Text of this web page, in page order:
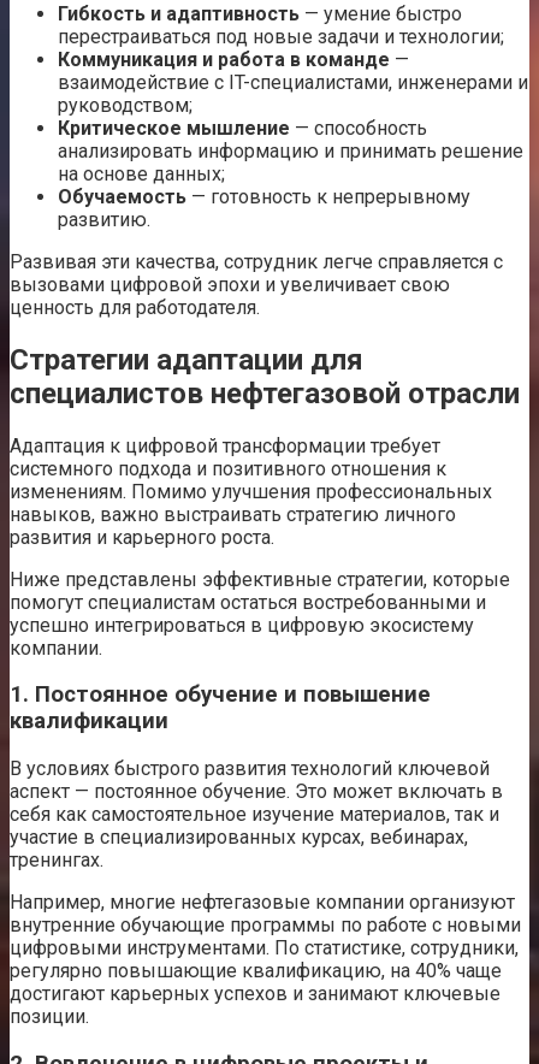
Гибкость и адаптивность — умение быстро
перестраиваться под новые задачи и технологии;
Коммуникация и работа в команде —
взаимодействие с IT-специалистами, инженерами и
руководством;
Критическое мышление — способность
анализировать информацию и принимать решение
на основе данных;
Обучаемость — готовность к непрерывному
развитию.
Развивая эти качества, сотрудник легче справляется с
вызовами цифровой эпохи и увеличивает свою
ценность для работодателя.
Стратегии адаптации для
специалистов нефтегазовой отрасли
Адаптация к цифровой трансформации требует
системного подхода и позитивного отношения к
изменениям. Помимо улучшения профессиональных
навыков, важно выстраивать стратегию личного
развития и карьерного роста.
Ниже представлены эффективные стратегии, которые
помогут специалистам остаться востребованными и
успешно интегрироваться в цифровую экосистему
компании.
1. Постоянное обучение и повышение
квалификации
В условиях быстрого развития технологий ключевой
аспект — постоянное обучение. Это может включать в
себя как самостоятельное изучение материалов, так и
участие в специализированных курсах, вебинарах,
тренингах.
Например, многие нефтегазовые компании организуют
внутренние обучающие программы по работе с новыми
цифровыми инструментами. По статистике, сотрудники,
регулярно повышающие квалификацию, на 40% чаще
достигают карьерных успехов и занимают ключевые
позиции.